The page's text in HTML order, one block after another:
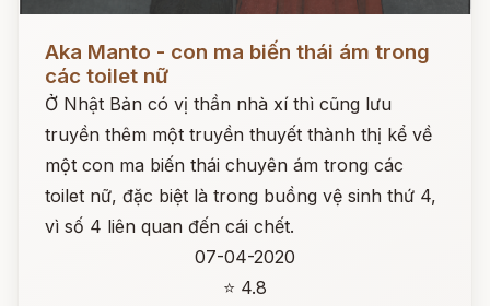
Aka Manto - con ma biến thái ám trong
các toilet nữ
Ở Nhật Bản có vị thần nhà xí thì cũng lưu
truyền thêm một truyền thuyết thành thị kể về
một con ma biến thái chuyên ám trong các
toilet nữ, đặc biệt là trong buồng vệ sinh thứ 4,
vì số 4 liên quan đến cái chết.
07-04-2020
⭐ 4.8